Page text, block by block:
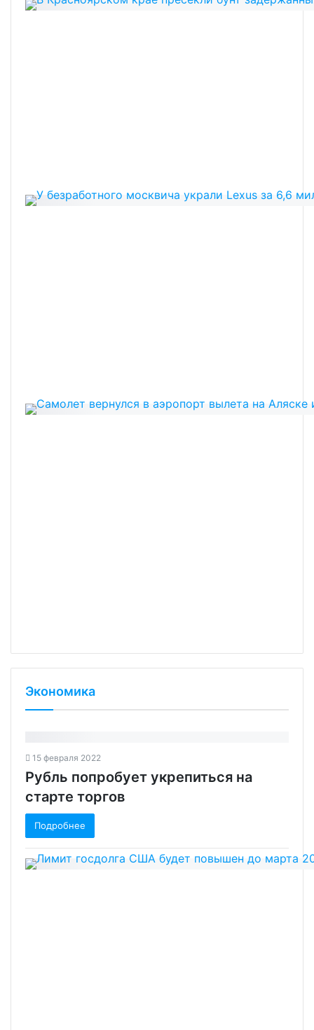
Экономика
15 февраля 2022
Рубль попробует укрепиться на
старте торгов‍
Подробнее